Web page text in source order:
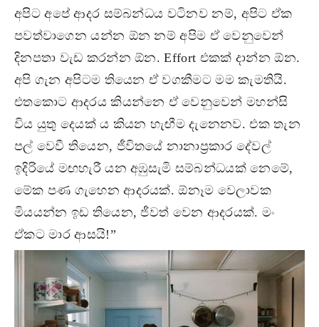
අපිට අපේ ආදර සම්බන්ධය වටිනව නම්, අපිට ඒක
පවත්වාගෙන යන්න ඕන නම් අපිම ඒ වෙනුවෙන්
දිනපතා වැඩ කරන්න ඕන. Effort එකක් දාන්න ඕන.
අපි ගැන අපිටම තියෙන ඒ වගකීමට මම කැමතියි.
එතකොට ආදරය කියන්නෙ ඒ වෙනුවෙන් මහන්සි
විය යුතු දෙයක් ය කියන හැඟීම දැනෙනව. එක තැන
පල් වෙවී තියෙන, ජීවිතයේ නානාප්‍රකාර දේවල්
ඉදිරියේ මඟහැරී යන අඹුසැමි සම්බන්ධයක් නෙමේ,
මේක පණ ගැහෙන ආදරයක්. ඕනෑම වෙලාවක
මියයන්න ඉඩ තියෙන, ජීවත් වෙන ආදරයක්. මං
ඒකට මාර ආසයි!”